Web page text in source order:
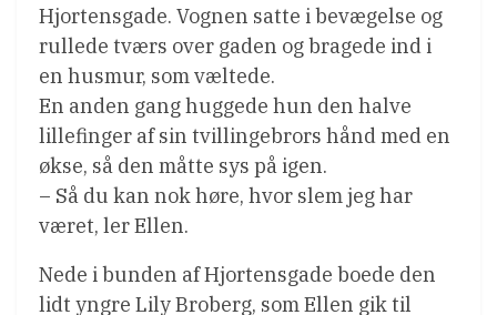
Hjortensgade. Vognen satte i bevægelse og
rullede tværs over gaden og bragede ind i
en husmur, som væltede.
En anden gang huggede hun den halve
lillefinger af sin tvillingebrors hånd med en
økse, så den måtte sys på igen.
– Så du kan nok høre, hvor slem jeg har
været, ler Ellen.
Nede i bunden af Hjortensgade boede den
lidt yngre Lily Broberg, som Ellen gik til